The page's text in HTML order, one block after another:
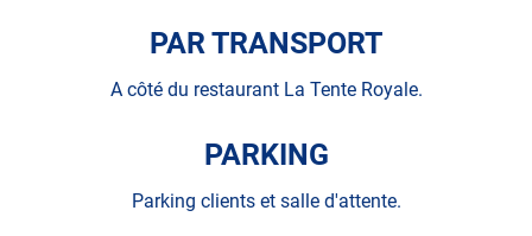
PAR TRANSPORT
A côté du restaurant La Tente Royale.
PARKING
Parking clients et salle d'attente.